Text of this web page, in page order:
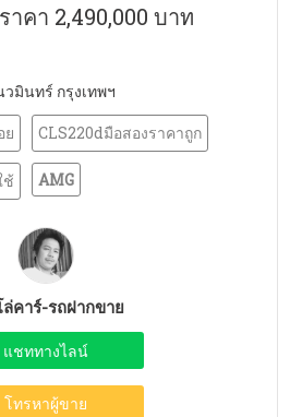
คา 2,490,000 บาท
มินทร์ กรุงเทพฯ
ย
CLS220dมือสองราคาถูก
ช้ AMG
ล่คาร์-รถฝากขาย
แชททางไลน์
โทรหาผู้ขาย